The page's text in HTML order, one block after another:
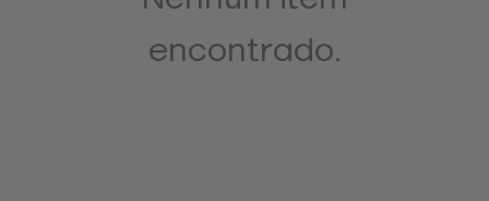
encontrado.